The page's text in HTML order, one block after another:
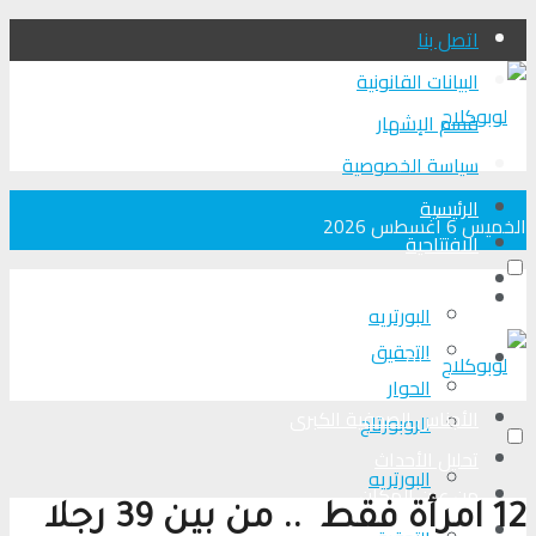
اتصل بنا
البيانات القانونية
قسم الإشهار
سياسة الخصوصية
الخميس 6 أغسطس 2026الرئيسية
الافتتاحية
البورتريه
التحقیق
الحوار
الروبورتاج
من عين المكان
الرئيسية
الافتتاحية
الأجناس الصحفية الكبرى
البورتريه
12 امرأة فقط .. من بين 39 رجلا